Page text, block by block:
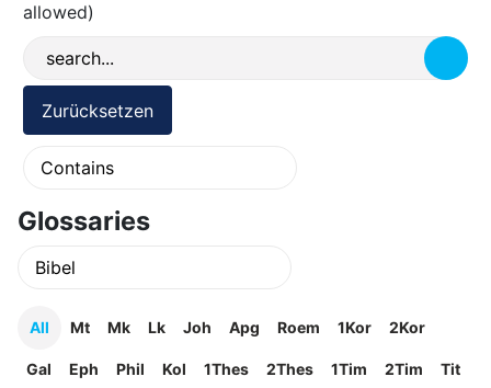
allowed)
Glossaries
All Mt Mk Lk Joh Apg Roem 1Kor 2Kor
Gal Eph Phil Kol 1Thes 2Thes 1Tim 2Tim Tit